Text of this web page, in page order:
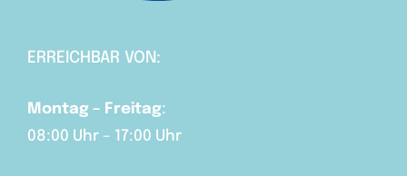
ERREICHBAR VON:
Montag – Freitag:
08:00 Uhr – 17:00 Uhr